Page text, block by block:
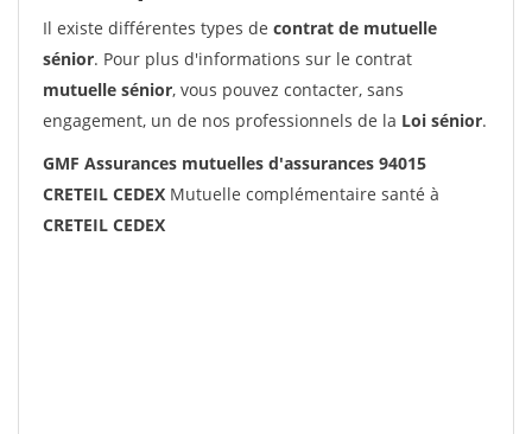
Il existe différentes types de contrat de mutuelle
sénior. Pour plus d'informations sur le contrat
mutuelle sénior, vous pouvez contacter, sans
engagement, un de nos professionnels de la Loi sénior.
GMF Assurances mutuelles d'assurances 94015
CRETEIL CEDEX Mutuelle complémentaire santé à
CRETEIL CEDEX